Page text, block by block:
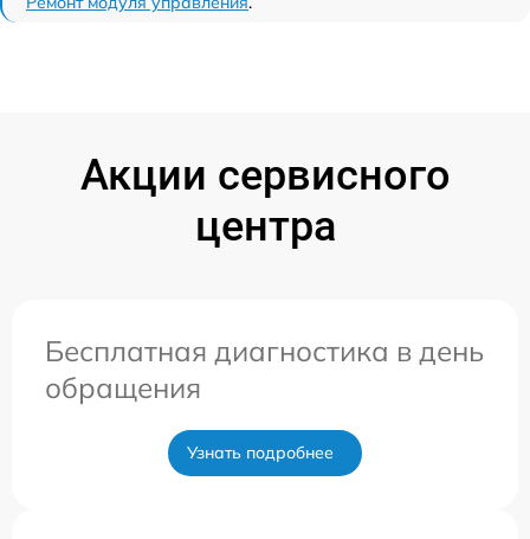
Акции сервисного
центра
Бесплатная диагностика в день
обращения
Узнать подробнее